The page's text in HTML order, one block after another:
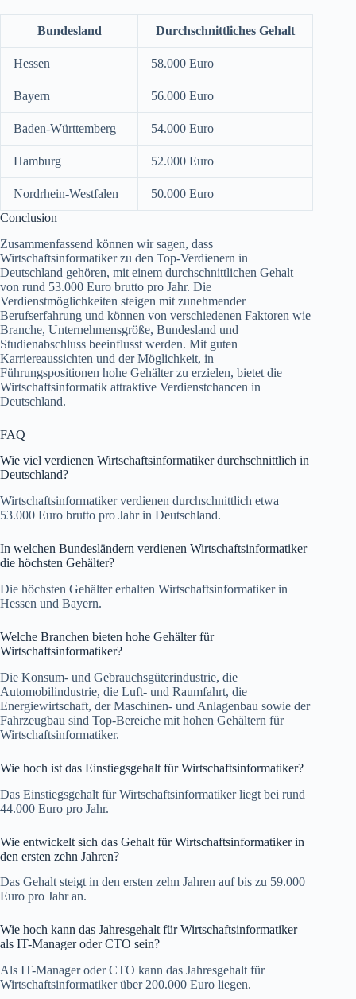
Bundesland Durchschnittliches Gehalt
Hessen 58.000 Euro
Bayern 56.000 Euro
Baden-Württemberg 54.000 Euro
Hamburg 52.000 Euro
Nordrhein-Westfalen
50.000 Euro
Conclusion
Zusammenfassend können wir sagen, dass
Wirtschaftsinformatiker zu den Top-Verdienern in
Deutschland gehören, mit einem durchschnittlichen Gehalt
von rund 53.000 Euro brutto pro Jahr. Die
Verdienstmöglichkeiten steigen mit zunehmender
Berufserfahrung und können von verschiedenen Faktoren wie
Branche, Unternehmensgröße, Bundesland und
Studienabschluss beeinflusst werden. Mit guten
Karriereaussichten und der Möglichkeit, in
Führungspositionen hohe Gehälter zu erzielen, bietet die
Wirtschaftsinformatik attraktive Verdienstchancen in
Deutschland.
FAQ
Wie viel verdienen Wirtschaftsinformatiker durchschnittlich in
Deutschland?
Wirtschaftsinformatiker verdienen durchschnittlich etwa
53.000 Euro brutto pro Jahr in Deutschland.
In welchen Bundesländern verdienen Wirtschaftsinformatiker
die höchsten Gehälter?
Die höchsten Gehälter erhalten Wirtschaftsinformatiker in
Hessen und Bayern.
Welche Branchen bieten hohe Gehälter für
Wirtschaftsinformatiker?
Die Konsum- und Gebrauchsgüterindustrie, die
Automobilindustrie, die Luft- und Raumfahrt, die
Energiewirtschaft, der Maschinen- und Anlagenbau sowie der
Fahrzeugbau sind Top-Bereiche mit hohen Gehältern für
Wirtschaftsinformatiker.
Wie hoch ist das Einstiegsgehalt für Wirtschaftsinformatiker?
Das Einstiegsgehalt für Wirtschaftsinformatiker liegt bei rund
44.000 Euro pro Jahr.
Wie entwickelt sich das Gehalt für Wirtschaftsinformatiker in
den ersten zehn Jahren?
Das Gehalt steigt in den ersten zehn Jahren auf bis zu 59.000
Euro pro Jahr an.
Wie hoch kann das Jahresgehalt für Wirtschaftsinformatiker
als IT-Manager oder CTO sein?
Als IT-Manager oder CTO kann das Jahresgehalt für
Wirtschaftsinformatiker über 200.000 Euro liegen.